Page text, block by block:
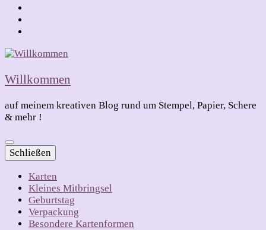
Willkommen
auf meinem kreativen Blog rund um Stempel, Papier, Schere
& mehr !
Schließen
Karten
Kleines Mitbringsel
Geburtstag
Verpackung
Besondere Kartenformen